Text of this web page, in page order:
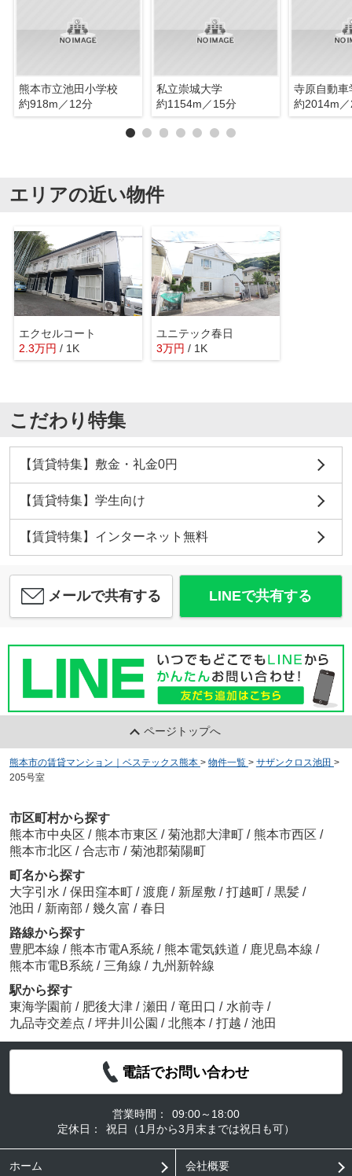
熊本市立池田小学校
約918m／12分
私立崇城大学
約1154m／15分
寺原自動車
約2014m
エリアの近い物件
エクセルコート
2.3万円 / 1K
ユニテック春日
3万円 / 1K
こだわり特集
【賃貸特集】敷金・礼金0円
【賃貸特集】学生向け
【賃貸特集】インターネット無料
メールで共有する LINEで共有する
ページトップへ
熊本市の賃貸マンション｜ベステックス熊本 > 物件一覧 > サザンクロス池田 >
205号室
市区町村から探す
熊本市中央区 / 熊本市東区 / 菊池郡大津町 / 熊本市西区 /
熊本市北区 / 合志市 / 菊池郡菊陽町
町名から探す
大字引水 / 保田窪本町 / 渡鹿 / 新屋敷 / 打越町 / 黒髪 /
池田 / 新南部 / 幾久富 / 春日
路線から探す
豊肥本線 / 熊本市電A系統 / 熊本電気鉄道 / 鹿児島本線 /
熊本市電B系統 / 三角線 / 九州新幹線
駅から探す
東海学園前 / 肥後大津 / 瀬田 / 竜田口 / 水前寺 /
九品寺交差点 / 坪井川公園 / 北熊本 / 打越 / 池田
電話でお問い合わせ
営業時間：
09:00～18:00
定休日：
祝日（1月から3月末までは祝日も可）
ホーム 会社概要